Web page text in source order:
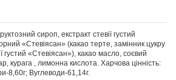
сироп, екстракт стевії густий
«Стевіясан» (какао терте, замінник цукру
густий «Стевіясан»), какао масло, соєвий
курага , лимонна кислота. Харчова цінність:
8,60г; Вуглеводи-61,14г.